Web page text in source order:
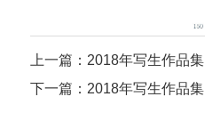
上一篇：2018年写生作品集
下一篇：2018年写生作品集